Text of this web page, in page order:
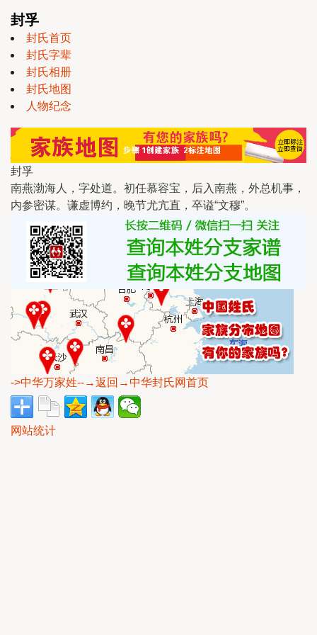
封孚
封氏首页
封氏字辈
封氏相册
封氏地图
人物纪念
封孚
南燕渤海人，字处道。初任慕容宝，后入南燕，外总机事，
内参密谋。谦虚博约，晚节尤亢直，卒谥“文穆”。
->中华万家姓--→返回→中华封氏网首页
网站统计